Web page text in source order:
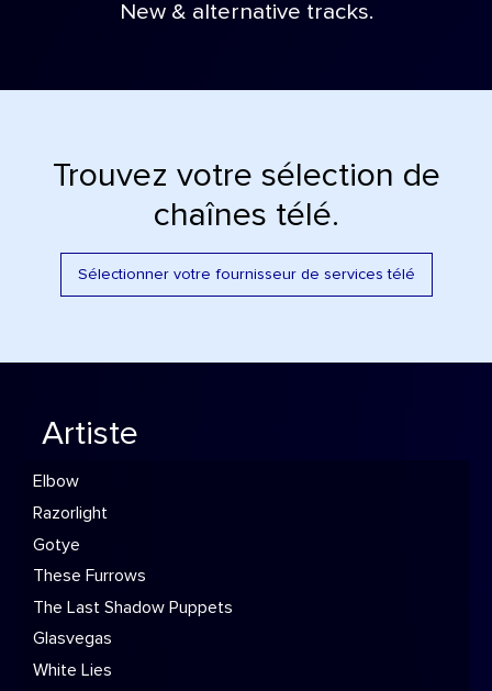
New & alternative tracks.
Trouvez votre sélection de
chaînes télé.
Sélectionner votre fournisseur de services télé
Artiste
Elbow
Razorlight
Gotye
These Furrows
The Last Shadow Puppets
Glasvegas
White Lies